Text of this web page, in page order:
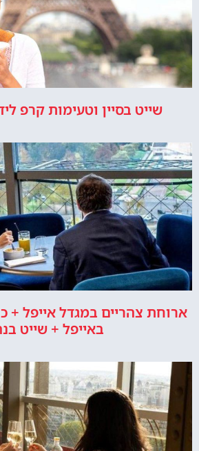
שייט בסיין וטעימות קרפ
באייפל + שייט